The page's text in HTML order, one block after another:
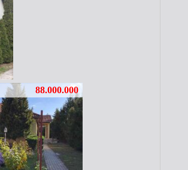
88.000.000